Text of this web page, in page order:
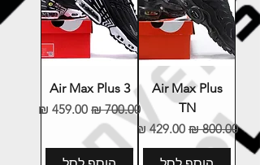
Air Max Plus
TN
מחיר רגילמחיר מבצע
Air Max Plus 3
מחיר רגילמחיר מבצע